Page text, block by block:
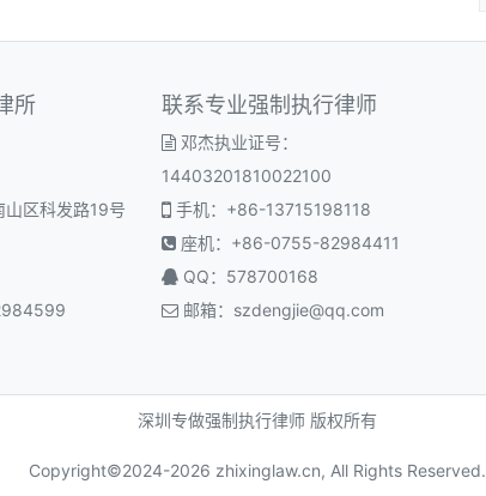
所
区科发路19号
联系专业强制执行律师
邓杰执业证号：
14403201810022100
手机：+86-13715198118
座机：+86-0755-82984411
QQ：578700168
邮箱： szdengjie@qq.com
深圳专做强制执行律师 版权所有
Copyright©2024-2026 zhixinglaw.cn, All Rights Reserved.